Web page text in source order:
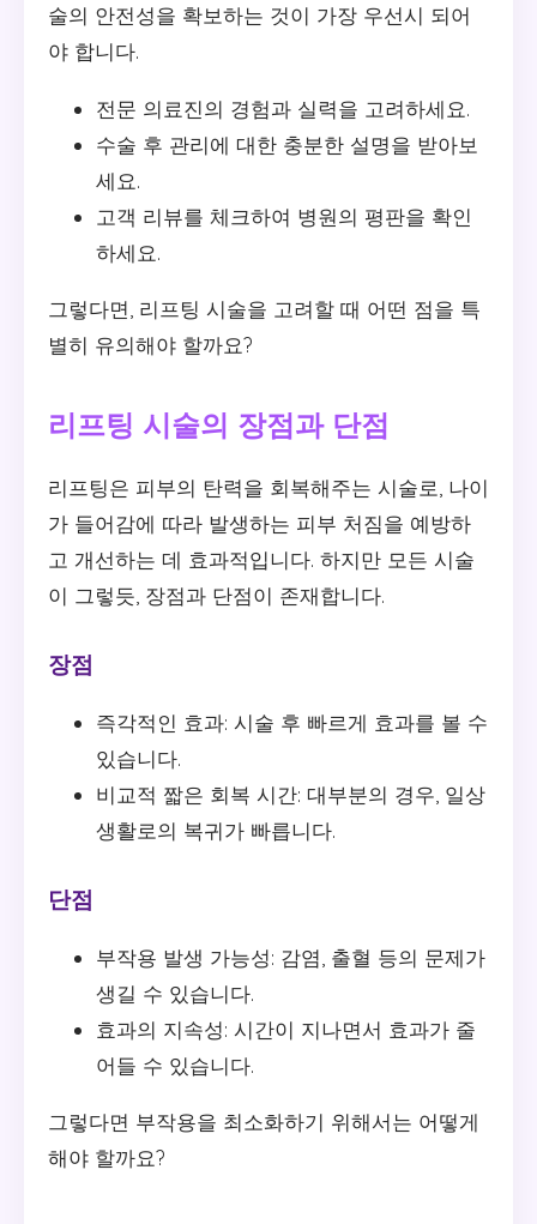
술의 안전성을 확보하는 것이 가장 우선시 되어
야 합니다.
전문 의료진의 경험과 실력을 고려하세요.
수술 후 관리에 대한 충분한 설명을 받아보
세요.
고객 리뷰를 체크하여 병원의 평판을 확인
하세요.
그렇다면, 리프팅 시술을 고려할 때 어떤 점을 특
별히 유의해야 할까요?
리프팅 시술의 장점과 단점
리프팅은 피부의 탄력을 회복해주는 시술로, 나이
가 들어감에 따라 발생하는 피부 처짐을 예방하
고 개선하는 데 효과적입니다. 하지만 모든 시술
이 그렇듯, 장점과 단점이 존재합니다.
장점
즉각적인 효과: 시술 후 빠르게 효과를 볼 수
있습니다.
비교적 짧은 회복 시간: 대부분의 경우, 일상
생활로의 복귀가 빠릅니다.
단점
부작용 발생 가능성: 감염, 출혈 등의 문제가
생길 수 있습니다.
효과의 지속성: 시간이 지나면서 효과가 줄
어들 수 있습니다.
그렇다면 부작용을 최소화하기 위해서는 어떻게
해야 할까요?